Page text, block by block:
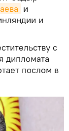
и
и
с
дипломата
послом в